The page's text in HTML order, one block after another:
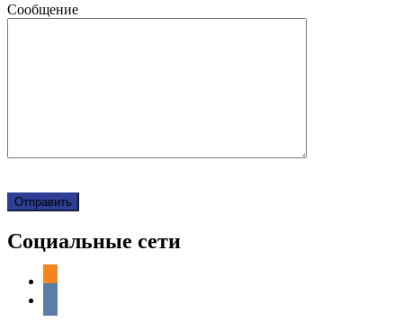
Сообщение
Социальные сети